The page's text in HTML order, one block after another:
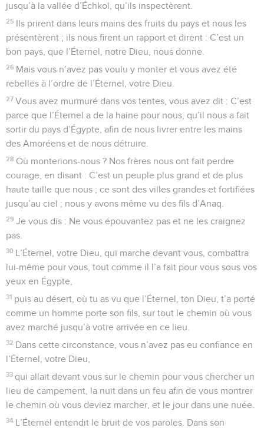
jusqu’à la vallée d’Échkol, qu’ils inspectèrent.
25 Ils prirent dans leurs mains des fruits du pays et nous les
présentèrent ; ils nous firent un rapport et dirent : C’est un
bon pays, que l’Éternel, notre Dieu, nous donne.
26 Mais vous n’avez pas voulu y monter et vous avez été
rebelles à l’ordre de l’Éternel, votre Dieu.
27 Vous avez murmuré dans vos tentes, vous avez dit : C’est
parce que l’Éternel a de la haine pour nous, qu’il nous a fait
sortir du pays d’Égypte, afin de nous livrer entre les mains
des Amoréens et de nous détruire.
28 Où monterions-nous ? Nos frères nous ont fait perdre
courage, en disant : C’est un peuple plus grand et de plus
haute taille que nous ; ce sont des villes grandes et fortifiées
jusqu’au ciel ; nous y avons même vu des fils d’Anaq.
29 Je vous dis : Ne vous épouvantez pas et ne les craignez
pas.
30 L’Éternel, votre Dieu, qui marche devant vous, combattra
lui-même pour vous, tout comme il l’a fait pour vous sous vos
yeux en Égypte,
31 puis au désert, où tu as vu que l’Éternel, ton Dieu, t’a porté
comme un homme porte son fils, sur tout le chemin où vous
avez marché jusqu’à votre arrivée en ce lieu.
32 Dans cette circonstance, vous n’avez pas eu confiance en
l’Éternel, votre Dieu,
33 qui allait devant vous sur le chemin pour vous chercher un
lieu de campement, la nuit dans un feu afin de vous montrer
le chemin où vous deviez marcher, et le jour dans une nuée.
34 L’Éternel entendit le bruit de vos paroles. Dans son